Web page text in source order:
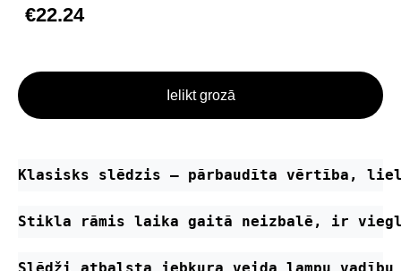
€22.24
Ielikt grozā
Klasisks slēdzis – pārbaudīta vērtība,
Stikla rāmis laika gaitā neizbalē, ir